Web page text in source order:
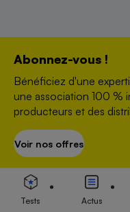
Assurance auto -
Abonnez-vous !
Bénéficiez d'une
une association 100 %
producteurs et des
Voir nos offres
Tests Actus